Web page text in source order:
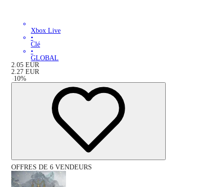
Xbox Live
•
Clé
•
GLOBAL
2.05 EUR
2.27 EUR
-10%
OFFRES DE 6 VENDEURS